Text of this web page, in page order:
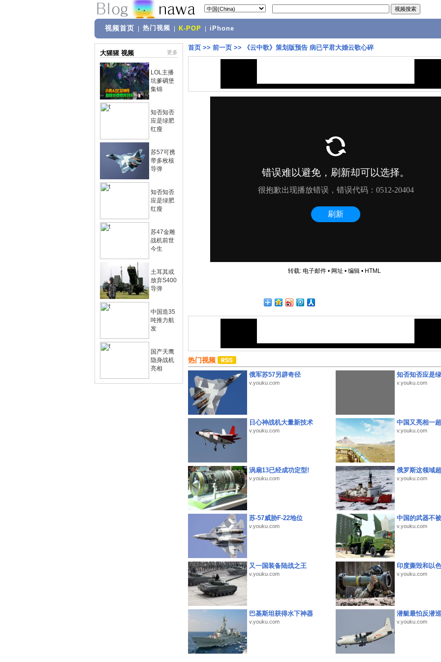
视频首页 热门视频 K-POP iPhone
大猩猩 视频 更多
LOL主播
坑爹碉堡
集锦
知否知否
应是绿肥
红瘦
苏57可携
带多枚核
导弹
知否知否
应是绿肥
红瘦
苏47金雕
战机前世
今生
土耳其或
放弃S400
导弹
中国造35
吨推力航
发
国产天鹰
隐身战机
亮相
首页 >> 前一页 >> 《云中歌》策划版预告 病已平君大婚云歌心碎
转载: 电子邮件• 网址 • 编辑• HTML
热门视频
俄军苏57另辟奇径
v.youku.com
知否知否应是
v.youku.com
日心神战机大量新技术
v.youku.com
中国又亮相一
v.youku.com
涡扇13已经成功定型!
v.youku.com
俄罗斯这领域
v.youku.com
苏-57威胁F-22地位
v.youku.com
中国的武器不
v.youku.com
又一国装备陆战之王
v.youku.com
印度撕毁和以
v.youku.com
巴基斯坦获得水下神器
v.youku.com
潜艇最怕反潜
v.youku.com